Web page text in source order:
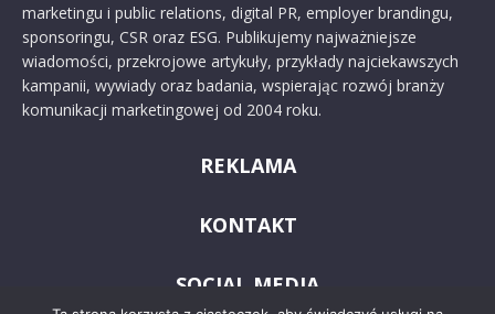
marketingu i public relations, digital PR, employer brandingu,
sponsoringu, CSR oraz ESG. Publikujemy najważniejsze
wiadomości, przekrojowe artykuły, przykłady najciekawszych
kampanii, wywiady oraz badania, wspierając rozwój branży
komunikacji marketingowej od 2004 roku.
REKLAMA
KONTAKT
SOCIAL MEDIA